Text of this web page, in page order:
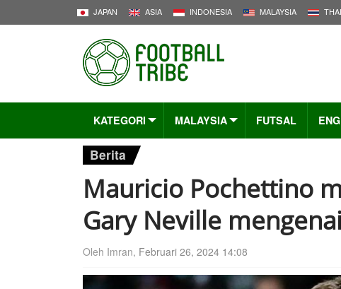
JAPAN ASIA INDONESIA MALAYSIA
KATEGORI MALAYSIA FUTSAL
Berita
Mauricio Pochettino
Gary Neville
Oleh Imran, Februari 26, 2024 14:08